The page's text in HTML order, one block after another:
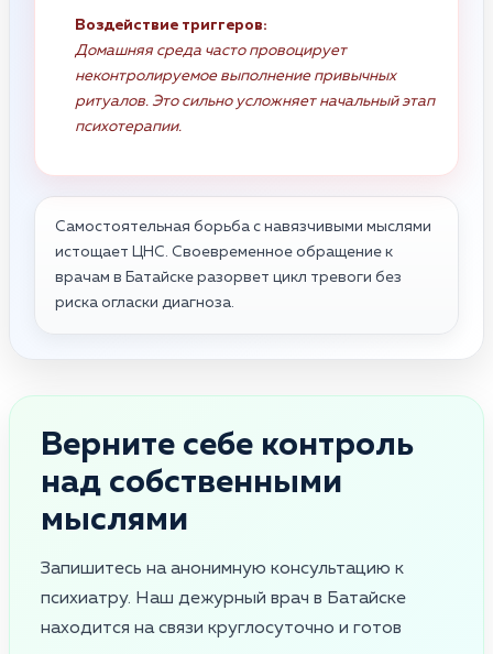
Воздействие триггеров:
Домашняя среда часто провоцирует
неконтролируемое выполнение привычных
ритуалов. Это сильно усложняет начальный этап
психотерапии.
Самостоятельная борьба с навязчивыми мыслями
истощает ЦНС. Своевременное обращение к
врачам в Батайске разорвет цикл тревоги без
риска огласки диагноза.
Верните себе контроль
над собственными
мыслями
Запишитесь на анонимную консультацию к
психиатру. Наш дежурный врач в Батайске
находится на связи круглосуточно и готов